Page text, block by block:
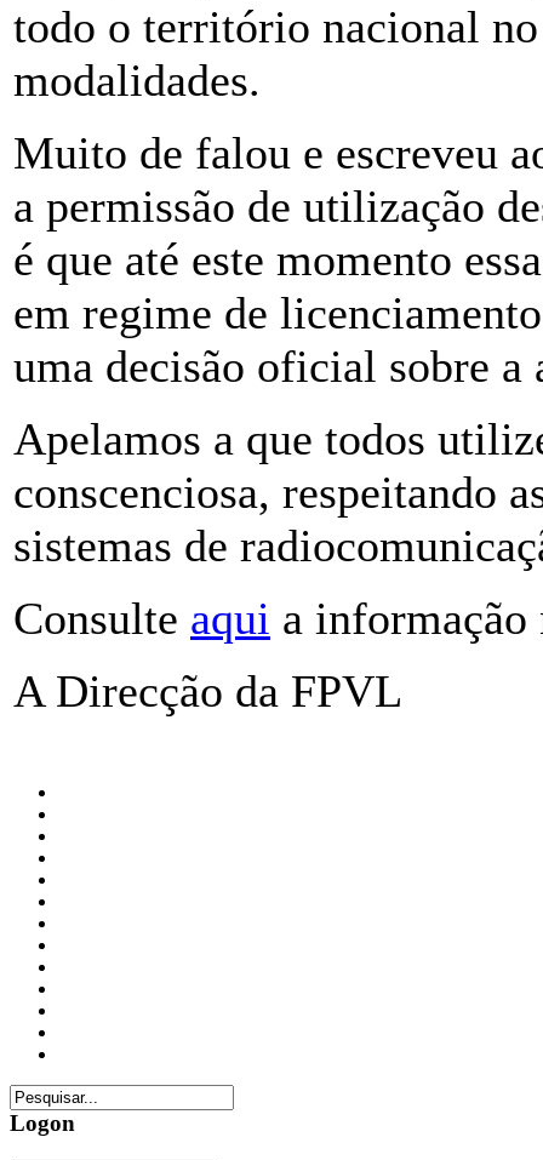
todo o território nacional
modalidades.
Muito de falou e escreveu
a permissão de utilização
é que até este momento
em regime de
uma decisão oficial sobre a
Apelamos a que todos
conscenciosa, respeitando
sistemas de
Consulte aqui a
A Direcção da FPVL
Logon